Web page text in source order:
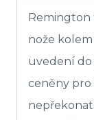
Remington
nože
uvedení
ceněny pro